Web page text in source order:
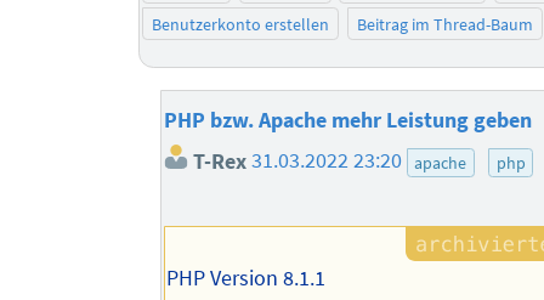
Benutzerkonto erstellen
Beitrag im Thread-Baum
PHP bzw. Apache mehr Leistung geben
T-Rex31.03.2022 23:20 apache php
PHP Version 8.1.1